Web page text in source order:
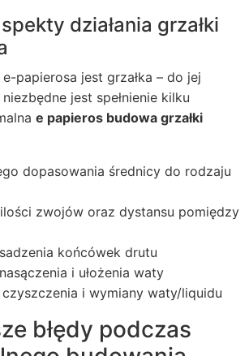
działania grzałki
papierosa jest grzałka – do jej
jest spełnienie kilku
e papieros budowa grzałki
dopasowania średnicy do rodzaju
ilości zwojów oraz dystansu pomiędzy
końcówek drutu
i ułożenia waty
czyszczenia i wymiany waty/liquidu
błędy podczas